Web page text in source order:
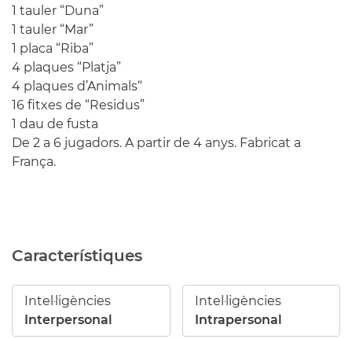
1 tauler “Duna”
1 tauler “Mar”
1 placa “Riba”
4 plaques “Platja”
4 plaques d’Animals“
16 fitxes de “Residus”
1 dau de fusta
De 2 a 6 jugadors. A partir de 4 anys. Fabricat a
França.
Característiques
Intel·ligències
Interpersonal
Intel·ligències
Intrapersonal